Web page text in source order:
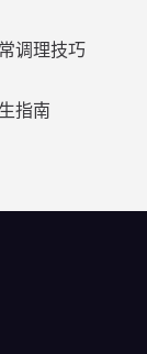
调理技巧
指南